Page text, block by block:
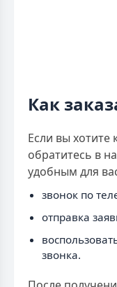
Как
Если вы хотите
обратитесь в
удобным для
звонок по
отправка
звонка.